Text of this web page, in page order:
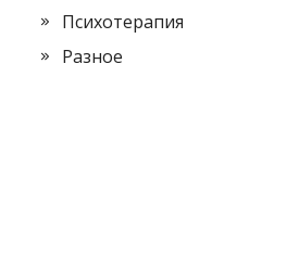
Психотерапия
Разное